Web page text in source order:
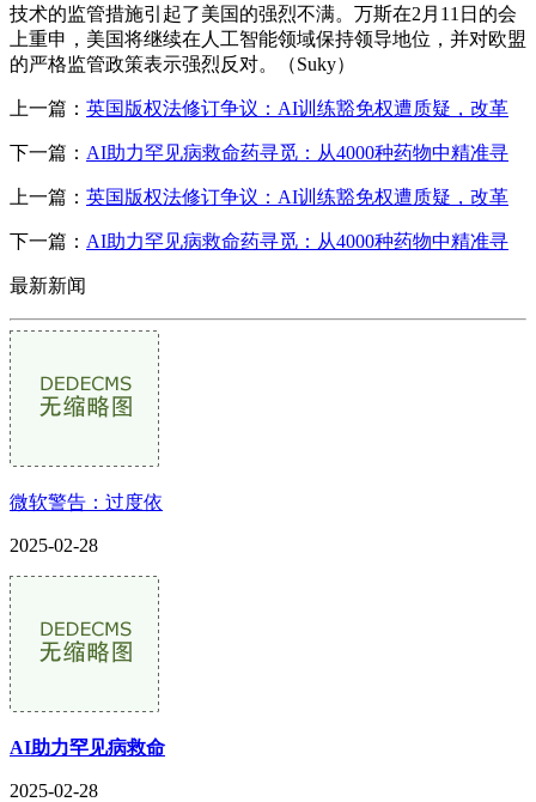
技术的监管措施引起了美国的强烈不满。万斯在2月11日的会
上重申，美国将继续在人工智能领域保持领导地位，并对欧盟
的严格监管政策表示强烈反对。（Suky）
上一篇： 英国版权法修订争议：AI训练豁免权遭质疑，改革
下一篇： AI助力罕见病救命药寻觅：从4000种药物中精准寻
上一篇： 英国版权法修订争议：AI训练豁免权遭质疑，改革
下一篇： AI助力罕见病救命药寻觅：从4000种药物中精准寻
最新新闻
微软警告：过度依
2025-02-28
AI助力罕见病救命
2025-02-28